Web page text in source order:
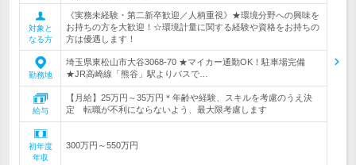
対象と
なる方
《実務未経験・第二新卒歓迎／人柄重視》★環境分野への興味を
お持ちの方を大歓迎！☆環境計量に関する経験や資格をお持ちの
方は優遇します！
勤務地
埼玉県東松山市大谷3068-70 ★マイカー通勤OK！駐車場完備
★JR高崎線「熊谷」駅よりバスで…
給与
【月給】25万円～35万円＊年齢や経験、スキルを考慮のうえ決
定 転職が不利にならないよう、最大限考慮します
初年度
年収
300万円～550万円